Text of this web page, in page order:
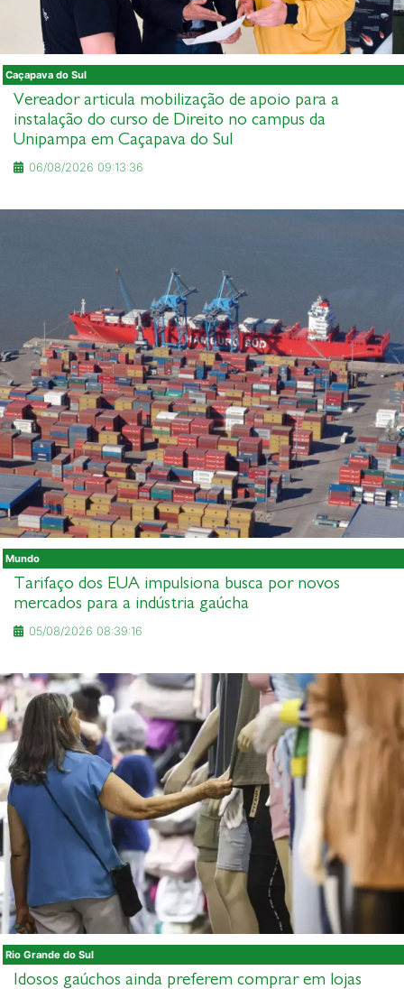
Caçapava do Sul
Vereador articula mobilização de apoio para a
instalação do curso de Direito no campus da
Unipampa em Caçapava do Sul
06/08/2026 09:13:36
Mundo
Tarifaço dos EUA impulsiona busca por novos
mercados para a indústria gaúcha
05/08/2026 08:39:16
Rio Grande do Sul
Idosos gaúchos ainda preferem comprar em lojas